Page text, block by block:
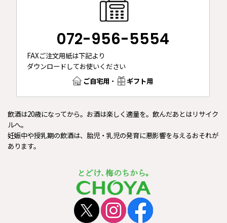
072-956-5554
FAXご注文用紙は下記より
ダウンロードしてお使いください
ご自宅用 ・ ギフト用
飲酒は20歳になってから。お酒は楽しく適量を。飲んだあとはリサイク
ルへ。
妊娠中や授乳期の飲酒は、胎児・乳児の発育に悪影響を与えるおそれが
あります。